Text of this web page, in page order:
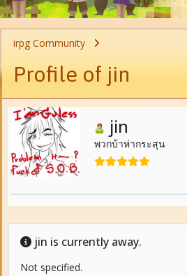
irpg Community
Profile of jin
jin
พวกบ้าห่ากระสุน
jin is currently away.
Not specified.